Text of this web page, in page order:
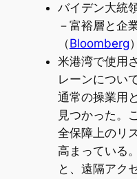
バイデン大統
－富裕層と企
（Bloomberg
米港湾で使用
レーンについ
通常の操業用
見つかった。
全保障上のリ
高まっている
と、遠隔アク